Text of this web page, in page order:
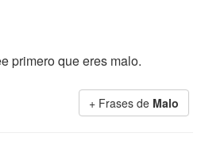
primero que eres malo.
+ Frases de Malo